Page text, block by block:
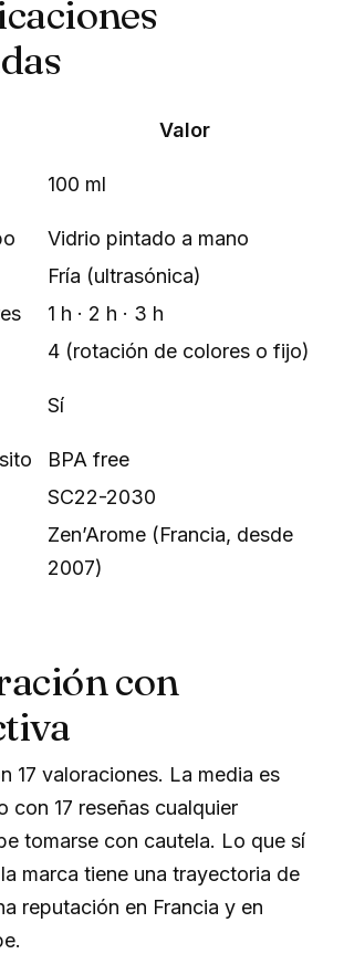
Valor
100 ml
Vidrio pintado a mano
Fría (ultrasónica)
1 h · 2 h · 3 h
4 (rotación de colores o fijo)
Sí
BPA free
SC22-2030
Zen’Arome (Francia, desde
2007)
con
17 valoraciones. La media es
con 17 reseñas cualquier
tomarse con cautela. Lo que sí
marca tiene una trayectoria de
reputación en Francia y en